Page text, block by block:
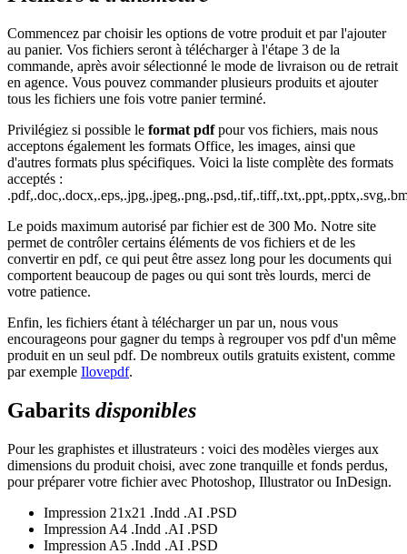
Commencez par choisir les options de votre produit et par l'ajouter
au panier. Vos fichiers seront à télécharger à l'étape 3 de la
commande, après avoir sélectionné le mode de livraison ou de retrait
en agence. Vous pouvez commander plusieurs produits et ajouter
tous les fichiers une fois votre panier terminé.
Privilégiez si possible le format pdfpour vos fichiers, mais nous
acceptons également les formats Office, les images, ainsi que
d'autres formats plus spécifiques. Voici la liste complète des formats
acceptés :
Le poids maximum autorisé par fichier est de 300 Mo. Notre site
permet de contrôler certains éléments de vos fichiers et de les
convertir en pdf, ce qui peut être assez long pour les documents qui
comportent beaucoup de pages ou qui sont très lourds, merci de
votre patience.
Enfin, les fichiers étant à télécharger un par un, nous vous
encourageons pour gagner du temps à regrouper vos pdf d'un même
produit en un seul pdf. De nombreux outils gratuits existent, comme
par exemple Ilovepdf.
Gabarits disponibles
Pour les graphistes et illustrateurs : voici des modèles vierges aux
dimensions du produit choisi, avec zone tranquille et fonds perdus,
pour préparer votre fichier avec Photoshop, Illustrator ou InDesign.
Impression 21x21 .Indd .AI .PSD
Impression A4 .Indd .AI .PSD
Impression A5 .Indd .AI .PSD